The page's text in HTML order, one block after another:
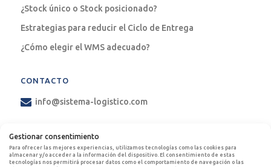
Gestionar consentimiento
Para ofrecer las mejores experiencias, utilizamos tecnologías como las cookies para
almacenar y/o acceder a la información del dispositivo. El consentimiento de estas
tecnologías nos permitirá procesar datos como el comportamiento de navegación o las
¿Stock único o Stock posicionado?
Estrategias para reducir el Ciclo de Entrega
¿Cómo elegir el WMS adecuado?
CONTACTO
info@sistema-logistico.com
Postulate con nosotros